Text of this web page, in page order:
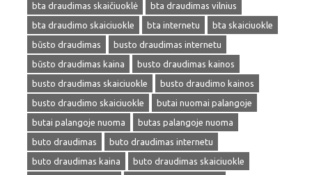
bta draudimas skaičiuoklė
bta draudimas vilnius
bta draudimo skaiciuokle
bta internetu
bta skaiciuokle
būsto draudimas
busto draudimas internetu
būsto draudimas kaina
busto draudimas kainos
busto draudimas skaiciuokle
busto draudimo kainos
busto draudimo skaiciuokle
butai nuomai palangoje
butai palangoje nuoma
butas palangoje nuoma
buto draudimas
buto draudimas internetu
buto draudimas kaina
buto draudimas skaiciuokle